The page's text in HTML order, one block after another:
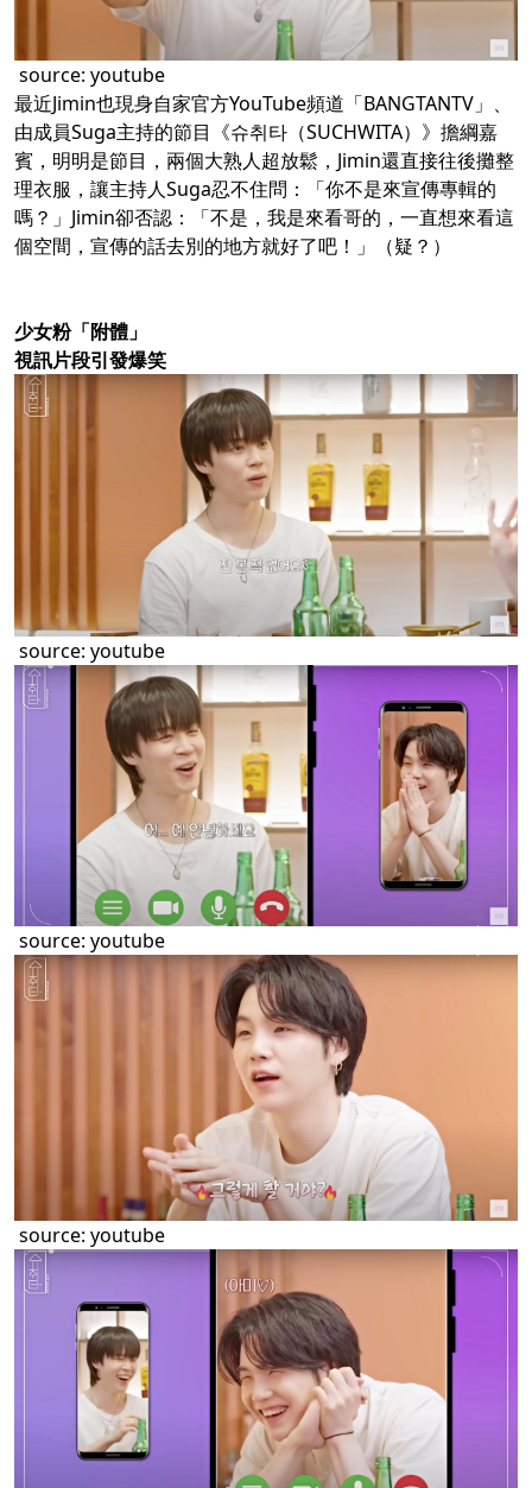
source: youtube
最近Jimin也現身自家官方YouTube頻道「BANGTANTV」、
由成員Suga主持的節目《슈취타（SUCHWITA）》擔綱嘉
賓，明明是節目，兩個大熟人超放鬆，Jimin還直接往後攤整
理衣服，讓主持人Suga忍不住問：「你不是來宣傳專輯的
嗎？」Jimin卻否認：「不是，我是來看哥的，一直想來看這
個空間，宣傳的話去別的地方就好了吧！」（疑？）
少女粉「附體」
視訊片段引發爆笑
source: youtube
source: youtube
source: youtube